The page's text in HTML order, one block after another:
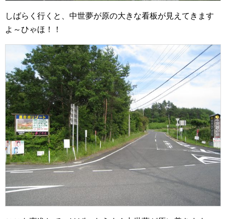
しばらく行くと、中世夢が原の大きな看板が見えてきます
よ～ひゃほ！！